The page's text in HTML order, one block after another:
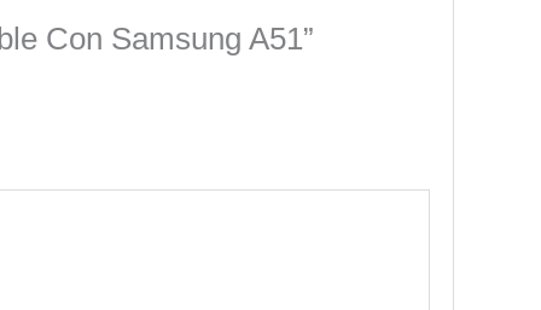
Con Samsung A51”